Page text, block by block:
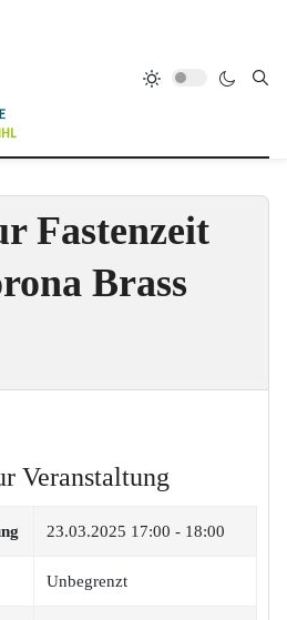
Fastenzeit
Brass
Veranstaltung
23.03.2025 17:00 - 18:00
Unbegrenzt